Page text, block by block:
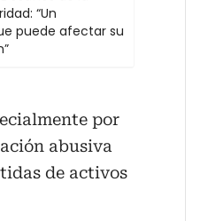
“Un
puede afectar su
por
abusiva
de activos